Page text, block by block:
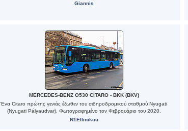
Giannis
MERCEDES-BENZ O530 CITARO - BKK (BKV)
Ένα Citaro πρώτης γενιάς έξωθεν του σιδηροδρομικού σταθμού Nyugati
(Nyugati Pályaudvar). Φωτογραφημένο τον Φεβρουάριο του 2020.
N1Ellinikou